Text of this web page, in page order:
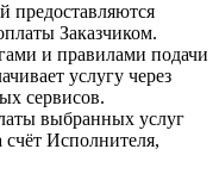
предоставляются
Заказчиком.
и правилами подачи
услугу через
сервисов.
выбранных услуг
Исполнителя,